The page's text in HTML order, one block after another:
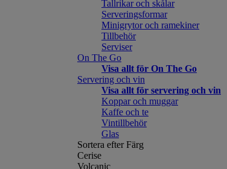
Tallrikar och skålar
Serveringsformar
Minigrytor och ramekiner
Tillbehör
Serviser
On The Go
Visa allt för On The Go
Servering och vin
Visa allt för servering och vin
Koppar och muggar
Kaffe och te
Vintillbehör
Glas
Sortera efter Färg
Cerise
Volcanic